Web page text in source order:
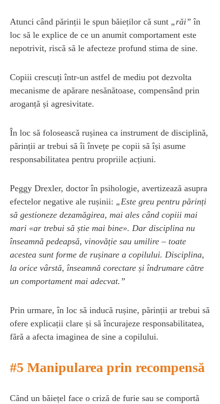
Atunci când părinții le spun băieților că sunt „răi”în
loc să le explice de ce un anumit comportament este
nepotrivit, riscă să le afecteze profund stima de sine.
Copiii crescuți într-un astfel de mediu pot dezvolta
mecanisme de apărare nesănătoase, compensând prin
aroganță și agresivitate.
În loc să folosească rușinea ca instrument de disciplină,
părinții ar trebui să îi învețe pe copii să își asume
responsabilitatea pentru propriile acțiuni.
Peggy Drexler, doctor în psihologie, avertizează asupra
efectelor negative ale rușinii: „Este greu pentru părinți
să gestioneze dezamăgirea, mai ales când copiii mai
mari «ar trebui să știe mai bine». Dar disciplina nu
înseamnă pedeapsă, vinovăție sau umilire – toate
acestea sunt forme de rușinare a copilului. Disciplina,
la orice vârstă, înseamnă corectare și îndrumare către
un comportament mai adecvat.”
Prin urmare, în loc să inducă rușine, părinții ar trebui să
ofere explicații clare și să încurajeze responsabilitatea,
fără a afecta imaginea de sine a copilului.
#5 Manipularea prin recompensă
Cănd un băiețel face o criză de furie sau se comportă